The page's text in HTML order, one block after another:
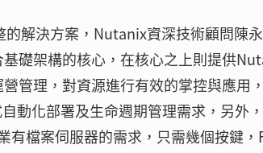
解決方案，Nutanix資深技術顧問陳
礎架構的核心，在核心之上則提供
管理，對資源進行有效的掌控與應用
動化部署及生命週期管理需求，另外
有檔案伺服器的需求，只需幾個按鍵